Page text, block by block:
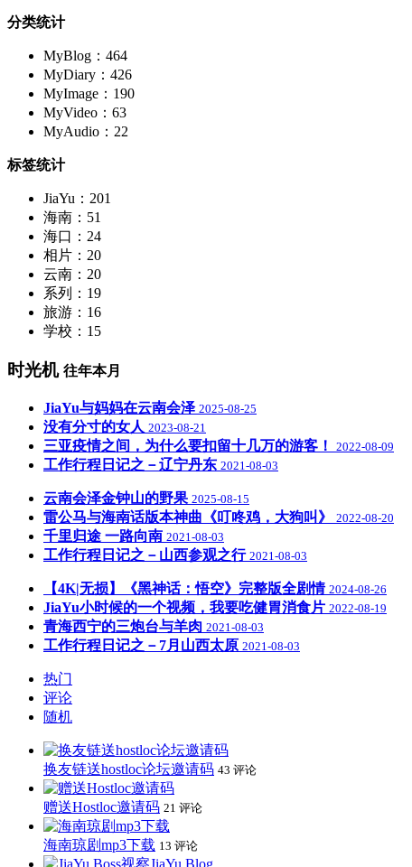
分类统计
MyBlog：464
MyDiary：426
MyImage：190
MyVideo：63
MyAudio：22
标签统计
JiaYu：201
海南：51
海口：24
相片：20
云南：20
系列：19
旅游：16
学校：15
时光机 往年本月
JiaYu与妈妈在云南会泽 2025-08-25
没有分寸的女人 2023-08-21
三亚疫情之间，为什么要扣留十几万的游客！ 2022-08-09
工作行程日记之－辽宁丹东 2021-08-03
云南会泽金钟山的野果 2025-08-15
雷公马与海南话版本神曲《叮咚鸡，大狗叫》 2022-08-20
千里归途 一路向南 2021-08-03
工作行程日记之－山西参观之行 2021-08-03
【4K|无损】《黑神话：悟空》完整版全剧情 2024-08-26
JiaYu小时候的一个视频，我要吃健胃消食片 2022-08-19
青海西宁的三炮台与羊肉 2021-08-03
工作行程日记之－7月山西太原 2021-08-03
热门
评论
随机
换友链送hostloc论坛邀请码 43 评论
赠送Hostloc邀请码 21 评论
海南琼剧mp3下载 13 评论